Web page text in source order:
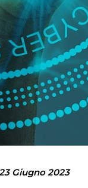
23 Giugno 2023